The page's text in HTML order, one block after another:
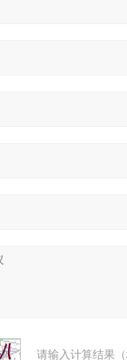
请输入计算结果